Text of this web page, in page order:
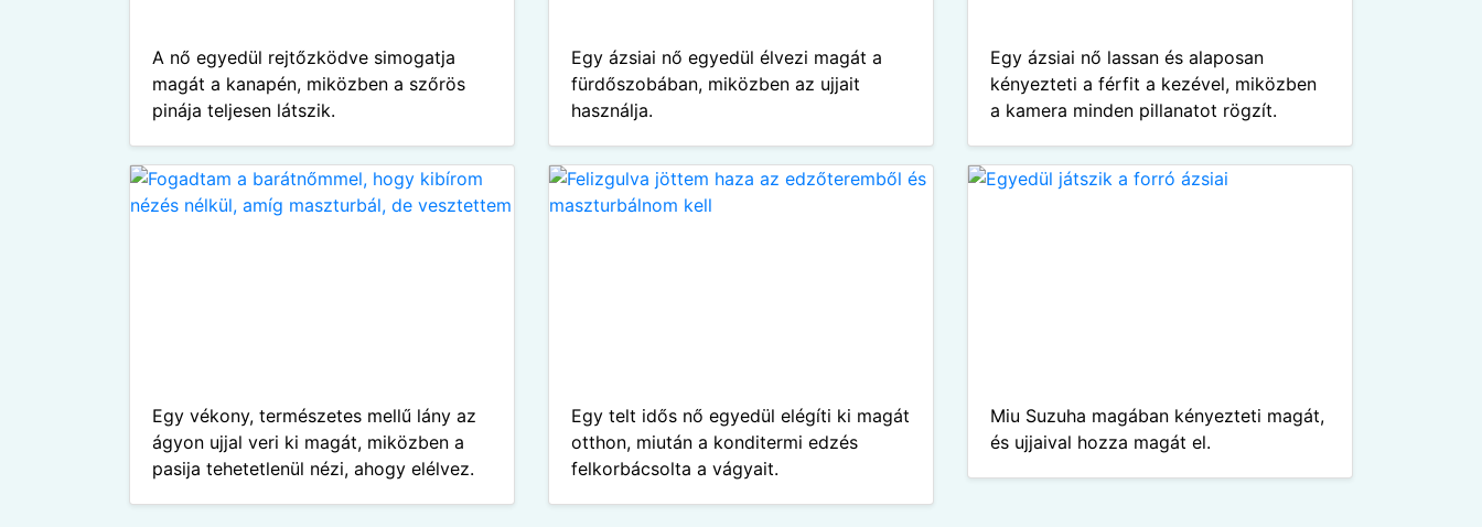
A nő egyedül rejtőzködve simogatja
magát a kanapén, miközben a szőrös
pinája teljesen látszik.
Egy ázsiai nő egyedül élvezi magát a
fürdőszobában, miközben az ujjait
használja.
Egy ázsiai nő lassan és alaposan
kényezteti a férfit a kezével, miközben
a kamera minden pillanatot rögzít.
Egy vékony, természetes mellű lány az
ágyon ujjal veri ki magát, miközben a
pasija tehetetlenül nézi, ahogy elélvez.
Egy telt idős nő egyedül elégíti ki magát
otthon, miután a konditermi edzés
felkorbácsolta a vágyait.
Miu Suzuha magában kényezteti magát,
és ujjaival hozza magát el.